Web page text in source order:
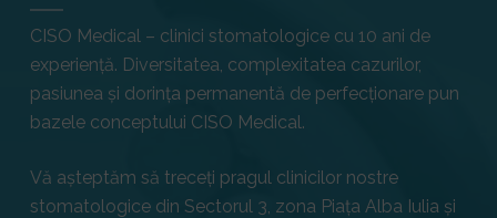
CISO Medical – clinici stomatologice cu 10 ani de
experiență. Diversitatea, complexitatea cazurilor,
pasiunea și dorința permanentă de perfecționare pun
bazele conceptului CISO Medical.
Vă așteptăm să treceți pragul clinicilor nostre
stomatologice din Sectorul 3, zona Piața Alba Iulia și